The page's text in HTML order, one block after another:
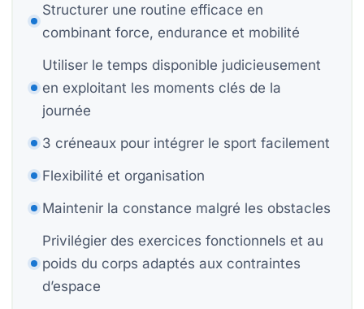
Structurer une routine efficace en
combinant force, endurance et mobilité
Utiliser le temps disponible judicieusement
en exploitant les moments clés de la
journée
3 créneaux pour intégrer le sport facilement
Flexibilité et organisation
Maintenir la constance malgré les obstacles
Privilégier des exercices fonctionnels et au
poids du corps adaptés aux contraintes
d’espace